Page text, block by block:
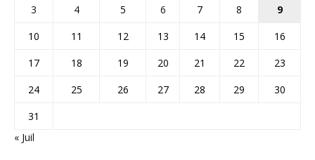
3
4 5 6 7 8
9
10
11 12 13 14 15
16
17
18 19 20 21 22
23
24
25 26 27 28 29
30
31
« Juil